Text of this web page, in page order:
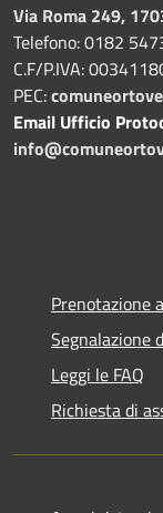
Via Roma 249,
Telefono: 0182
C.F/P.IVA:
PEC:
Email Ufficio
Prenotazione
Segnalazione
Leggi le FAQ
Richiesta di